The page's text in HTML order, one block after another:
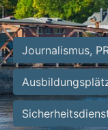
Journalismus,